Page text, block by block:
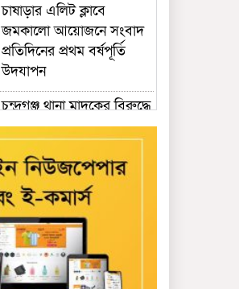
চাষাড়ার এলিট ক্লাবে
জমকালো আয়োজনে সংবাদ
প্রতিদিনের প্রথম বর্ষপূর্তি
উদযাপন
চন্দ্রগঞ্জ থানা মাদকের বিরুদ্ধে
বিশেষ অভিযান: একাধিক
স্থানে তল্লাশি, মাদক সেবনের
সরঞ্জাম উদ্ধার’ ও গ্রেফতার
কুশাখালী ইউনিয়ন যুবদলে
কে গতিশীল ও দক্ষ সংগঠন
হিসে বে গড়ে তোলার প্রত্যয়
নিয়ে মাঠে নেমেছেন ইব্রাহিম